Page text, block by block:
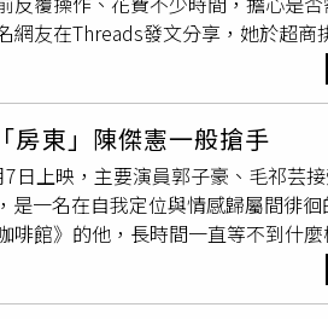
的人。《炎上》將於8月28日全台
替她準備水果優格、三明治等早餐
滿滿能量出席。至於即將到來的父
圖／記者拍攝）詹懷雲分享拍戲近
經典沙米色格紋Polo衫與條
。（圖／記者拍攝）近期忙於新作
期最熱門的包包吊飾話題，他笑說
飾相當可愛，「其實男生也很適合
亭一次收集Burberry此次攜手
場景，打造充滿英倫氛圍的期間限
搭配印有戰馬騎士圖騰的餐巾紙，
」，將伯爵茶、杏桃果醬等英式下
友在Threads發文分享，她於超商
，並舉起微微顫抖的手反覆重新
伯其實正在按賑災捐款，打算幫助
心意響應阿伯」，雖然自己還沒去過
在底下留言，「阿伯好棒！沒有催
心」、「要一個年長的人去操作不
狗狗也可以，偵搜犬已經前往日本
」。也有人分享，「今天也有一
時在機台後面排了好久，有點不爽
像也是日本地震），突然覺得剛剛
東」陳傑憲一般搶手
日上映，主要演員郭子豪、毛祁芸
是一名在自我定位與情感歸屬間徘
館》的他，長時間一直等不到什
「台灣隊長」陳傑憲曾是他的房
。」郭子豪在《明日的過客》中與